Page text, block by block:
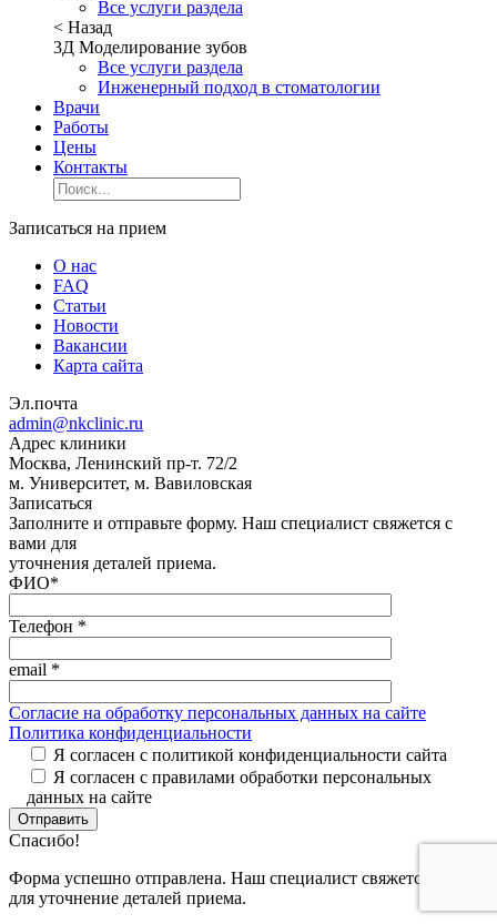
Все услуги раздела
< Назад
3Д Моделирование зубов
Все услуги раздела
Инженерный подход в стоматологии
Врачи
Работы
Цены
Контакты
Записаться на прием
О нас
FAQ
Статьи
Новости
Вакансии
Карта сайта
Эл.почта
admin@nkclinic.ru
Адрес клиники
Москва, Ленинский пр-т. 72/2
м. Университет, м. Вавиловская
Записаться
Заполните и отправьте форму. Наш специалист свяжется с
вами для
уточнения деталей приема.
ФИО*
Телефон *
email *
Согласие на обработку персональных данных на сайте
Политика конфиденциальности
Я согласен с политикой конфиденциальности сайта
Я согласен с правилами обработки персональных
данных на сайте
Отправить
Спасибо!
Форма успешно отправлена. Наш специалист свяжется с вами
для уточнение деталей приема.